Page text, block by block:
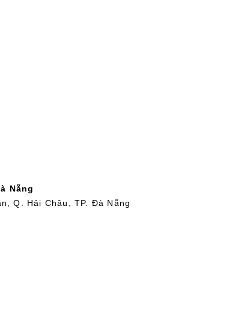
Nẵng
Q. Hải Châu, TP. Đà Nẵng